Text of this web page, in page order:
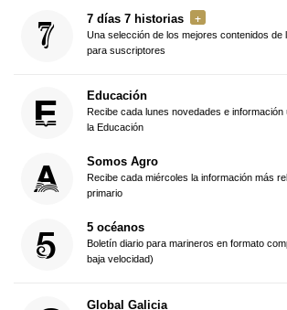
7 días 7 historias
Una selección de los mejores contenidos de
para suscriptores
Educación
Recibe cada lunes novedades e información
la Educación
Somos Agro
Recibe cada miércoles la información más
primario
5 océanos
Boletín diario para marineros en formato
baja velocidad)
Global Galicia